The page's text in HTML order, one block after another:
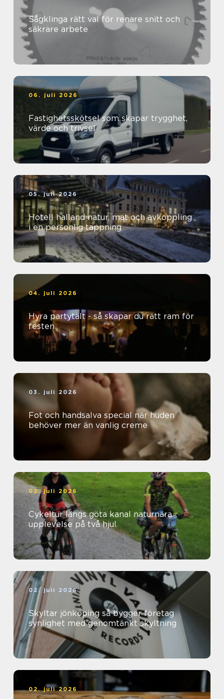
Sågklinga rätt val för renare snitt och
säkrare arbete
06. juli 2026
Fastighetsskötsel som skapar trygghet,
värde och trivsel
05. juli 2026
Hotell halland natur, mat och avkoppling
i en personlig tappning
04. juli 2026
Hyra partytält - så skapar du rätt ram för
festen
03. juli 2026
Fot och handsalva special när huden
behöver mer än vanlig creme
02. juli 2026
Cykeltur längs göta kanal naturnära
upplevelse på två hjul
02. juli 2026
Skyltar jönköping så bygger företag
synlighet med genomtänkt skyltning
02. juli 2026